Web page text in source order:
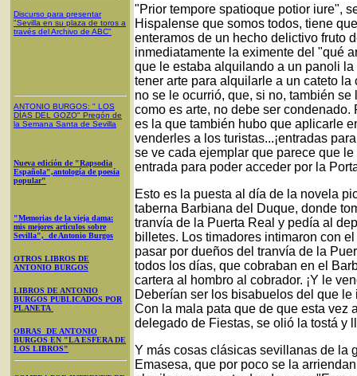
Discurso para presentar
"Sevilla en su plaza de toros a
través del Archivo de ABC"
ANTONIO BURGOS: " LOS
DÍAS DEL GOZO" Pregón de
la Semana Santa de Sevilla
Nueva edición de "Rapsodia
Española",antología de poesía
popular"
"Memorias de la vieja dama:
mis mejores artículos sobre
Sevilla", de Antonio Burgos
OTROS LIBROS DE
ANTONIO BURGOS
LIBROS DE ANTONIO
BURGOS PUBLICADOS POR
PLANETA
OBRAS DE ANTONIO
BURGOS EN "LA ESFERA DE
LOS LIBROS"
"Prior tempore spatioque potior iure",
Hispalense que somos todos, tiene
enteramos de un hecho delictivo fruto
inmediatamente la eximente del "qué
que le estaba alquilando a un panoli
tener arte para alquilarle a un cateto
no se le ocurrió, que, si no, también
como es arte, no debe ser
es la que también hubo que aplicarle
venderles a los turistas...¡entradas
se ve cada ejemplar que parece que
entrada para poder acceder por la
Esto es la puesta al día de la novela
taberna Barbiana del Duque, donde
tranvía de la Puerta Real y pedía al
billetes. Los timadores intimaron con
pasar por dueños del tranvía de la
todos los días, que cobraban en el
cartera al hombro al cobrador. ¡Y le
Deberían ser los bisabuelos del que
Con la mala pata que de que esta vez
delegado de Fiestas, se olió la tostá y
Y más cosas clásicas sevillanas de la
Emasesa, que por poco se la